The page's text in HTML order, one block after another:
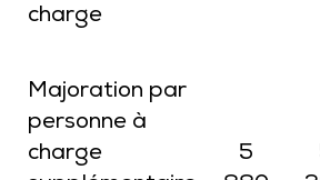
charge
Majoration par
personne à
charge
5